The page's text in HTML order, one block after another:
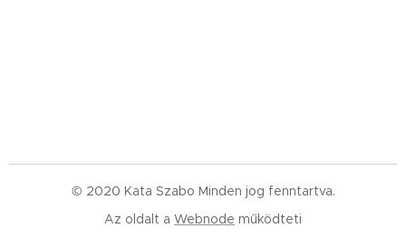
© 2020 Kata Szabo Minden jog fenntartva.
Az oldalt a Webnode működteti